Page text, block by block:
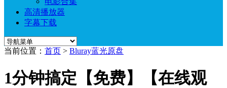
高清播放器
字幕下载
当前位置： 首页 > Bluray蓝光原盘
1分钟搞定【免费】【在线观